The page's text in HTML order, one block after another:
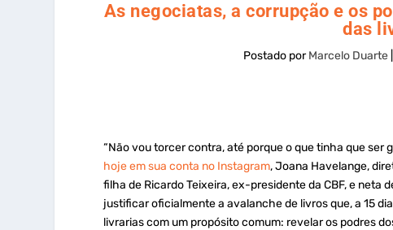
As negociatas, a corrupção e os
das
Postado porMarcelo Duarte|
“Não vou torcer contra, até porque o que tinha que ser
hoje em sua conta no Instagram, Joana Havelange,
filha de Ricardo Teixeira, ex-presidente da CBF, e neta
justificar oficialmente a avalanche de livros que, a 15
livrarias com um propósito comum: revelar os podres